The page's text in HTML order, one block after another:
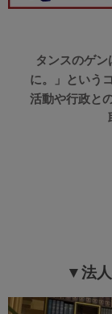
tansu-gen348834
二人で使用。商
ビー。
足捌きをよくす
商品は松田家具の
当店のソファ
がとうございま
大型商品でした
タンスのゲ
に。」という
活動や行政と
▼法